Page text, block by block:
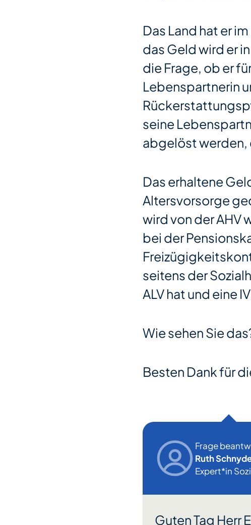
Das Land hat er
das Geld wird er
die Frage, ob er
Lebenspartnerin
seine
abgelöst werden,
Das erhaltene
Altersvorsorge
wird von der AHV
bei der
seitens der
ALV hat und eine
Wie sehen Sie
Besten Dank für
Frage
Ruth
Expert*in
Guten Tag Herr